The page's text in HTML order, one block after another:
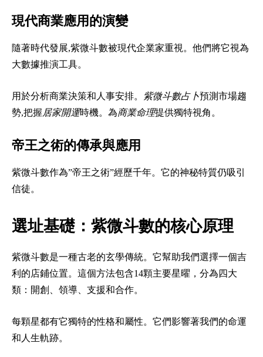
現代商業應用的演變
隨著時代發展,紫微斗數被現代企業家重視。他們將它視為
大數據推演工具。
用於分析商業決策和人事安排。 紫微斗數占卜預測市場趨
勢,把握 居家開運時機。為商業命理提供獨特視角。
帝王之術的傳承與應用
紫微斗數作為”帝王之術”經歷千年。它的神秘特質仍吸引
信徒。
選址基礎：紫微斗數的核心原理
紫微斗數是一種古老的玄學傳統。它幫助我們選擇一個吉
利的店鋪位置。這個方法包含14顆主要星曜，分為四大
類：開創、領導、支援和合作。
每顆星都有它獨特的性格和屬性。它們影響著我們的命運
和人生軌跡。